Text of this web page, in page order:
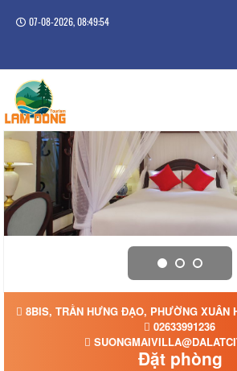
07-08-2026, 08:49:55
8BIS, TRẦN HƯNG ĐẠO, PHƯỜNG XUÂN
02633991236
Đặt phòng